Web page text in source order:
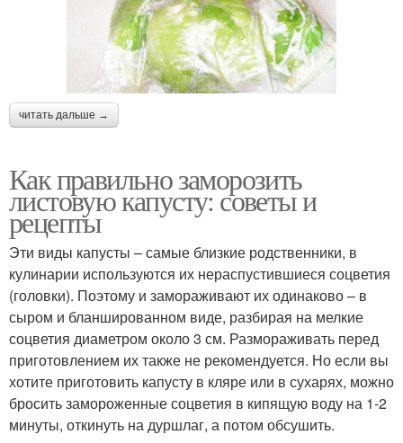
читать дальше →
Как правильно заморозить
листовую капусту: советы и
рецепты
Эти виды капусты – самые близкие родственники, в
кулинарии используются их нераспустившиеся соцветия
(головки). Поэтому и замораживают их одинаково – в
сыром и бланшированном виде, разбирая на мелкие
соцветия диаметром около 3 см. Размораживать перед
приготовлением их также не рекомендуется. Но если вы
хотите приготовить капусту в кляре или в сухарях, можно
бросить замороженные соцветия в кипящую воду на 1-2
минуты, откинуть на дуршлаг, а потом обсушить.